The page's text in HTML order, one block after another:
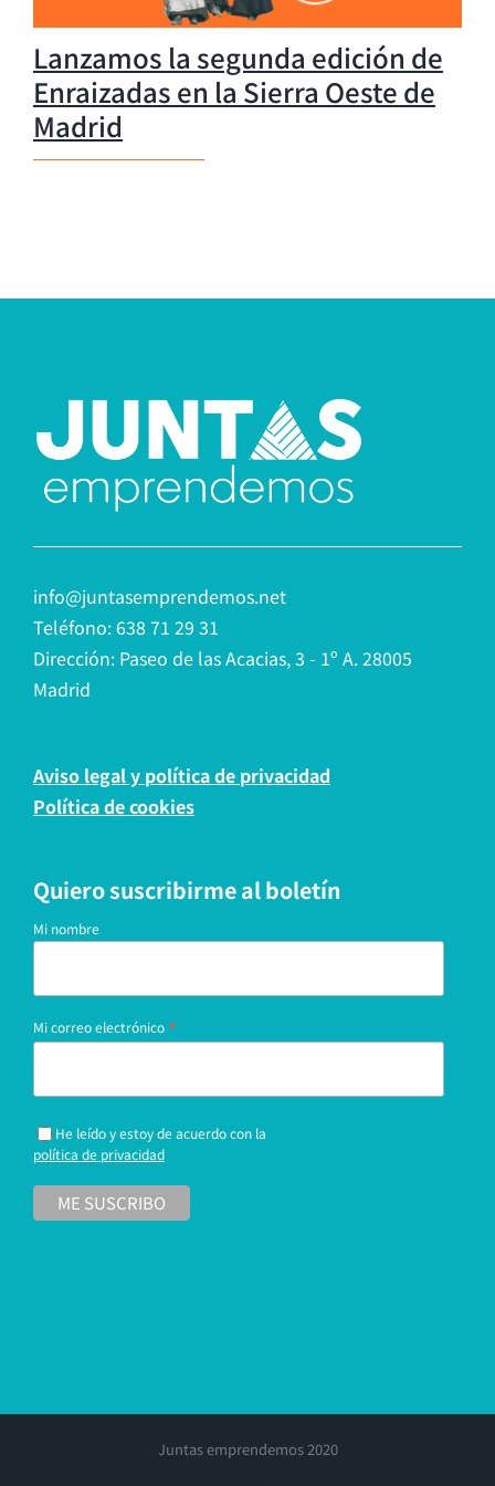
Lanzamos la segunda edición de
Enraizadas en la Sierra Oeste de
Madrid
info@juntasemprendemos.net
Teléfono: 638 71 29 31
Dirección: Paseo de las Acacias, 3 - 1º A. 28005
Madrid
Aviso legal y política de privacidad
Política de cookies
Quiero suscribirme al boletín
Mi nombre
Mi correo electrónico *
He leído y estoy de acuerdo con la
política de privacidad
Juntas emprendemos 2020